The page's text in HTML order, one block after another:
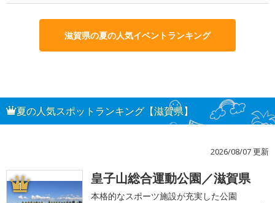
滋賀県の夏の人気イベントランキング
夏の人気スポットランキング【滋賀県】
2026/08/07 更新
1 皇子山総合運動公園／滋賀県
本格的なスポーツ施設が充実した公園